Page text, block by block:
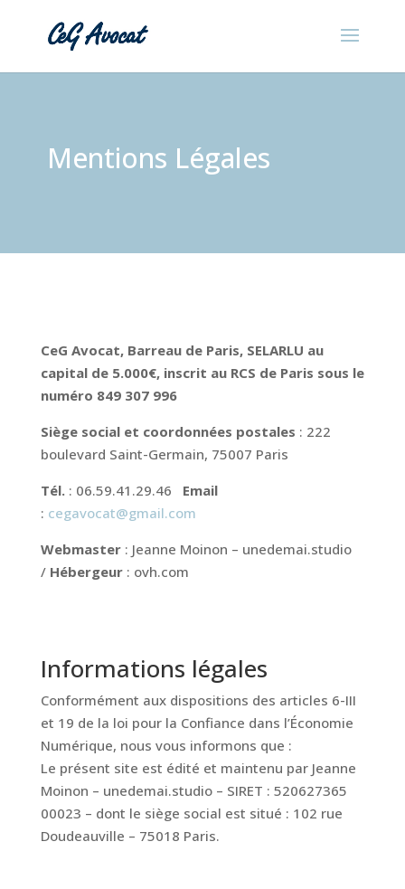
Mentions Légales
CeG Avocat, Barreau de Paris, SELARLU au
capital de 5.000€, inscrit au RCS de Paris sous le
numéro 849 307 996
Siège social et coordonnées postales : 222
boulevard Saint-Germain, 75007 Paris
Tél.: 06.59.41.29.46 Email
: cegavocat@gmail.com
Webmaster: Jeanne Moinon – unedemai.studio
/ Hébergeur: ovh.com
Informations légales
Conformément aux dispositions des articles 6-III
et 19 de la loi pour la Confiance dans l’Économie
Numérique, nous vous informons que :
Le présent site est édité et maintenu par Jeanne
Moinon – unedemai.studio – SIRET : 520627365
00023 – dont le siège social est situé : 102 rue
Doudeauville – 75018 Paris.